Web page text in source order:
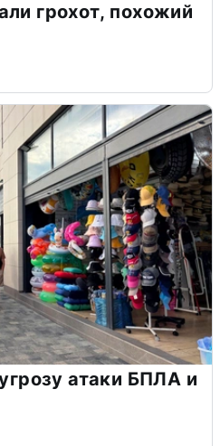
грохот, похожий
атаки БПЛА и